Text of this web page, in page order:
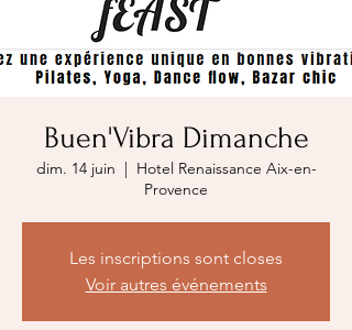
Buen'Vibra Dimanche
dim. 14 juin
  |
Hotel Renaissance Aix-en-
Provence
Les inscriptions sont closes
Voir autres événements